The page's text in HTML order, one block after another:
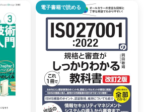
電子書籍で読める